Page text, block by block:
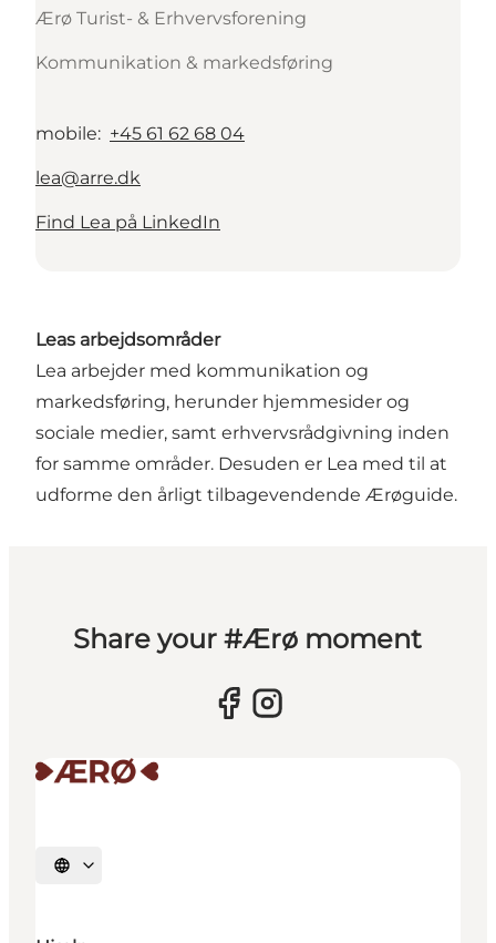
Ærø Turist- & Erhvervsforening
Kommunikation & markedsføring
mobile: +45 61 62 68 04
lea@arre.dk
Find Lea på LinkedIn
Leas arbejdsområder
Lea arbejder med kommunikation og
markedsføring, herunder hjemmesider og
sociale medier, samt erhvervsrådgivning inden
for samme områder. Desuden er Lea med til at
udforme den årligt tilbagevendende Ærøguide.
Share your #Ærø moment
Vælg sprog